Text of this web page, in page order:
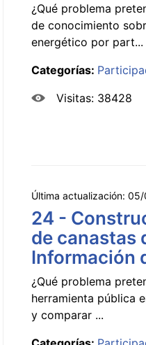
¿Qué problema
de conocimiento
energético por part...
Categorías:
Visitas: 38428
Última actualización: 05/
24 -
de canastas
Información
¿Qué problema
herramienta pública
y comparar ...